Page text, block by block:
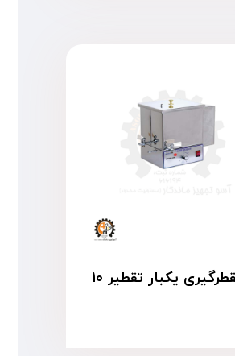
آب مقطرگیری یکبار تقطیر ۱۰